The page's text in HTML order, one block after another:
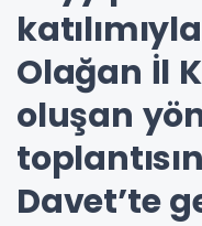
Olağan İl
oluşan
Davet’te